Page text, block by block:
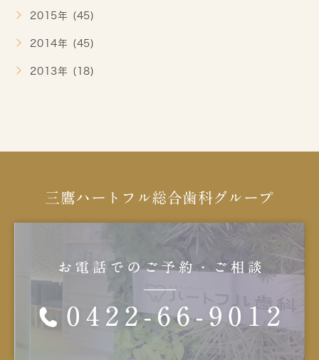
2015年 (45)
2014年 (45)
2013年 (18)
三鷹ハートフル総合歯科グループ